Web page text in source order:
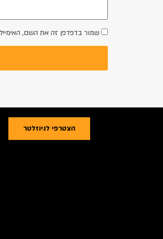
שמור בדפדפן זה את השם,
הצטרפי לניוזלטר